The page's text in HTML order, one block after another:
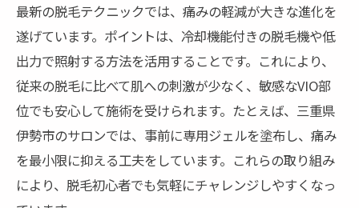
最新の脱毛テクニックでは、痛みの軽減が大きな進化を
遂げています。ポイントは、冷却機能付きの脱毛機や低
出力で照射する方法を活用することです。これにより、
従来の脱毛に比べて肌への刺激が少なく、敏感なVIO部
位でも安心して施術を受けられます。たとえば、三重県
伊勢市のサロンでは、事前に専用ジェルを塗布し、痛み
を最小限に抑える工夫をしています。これらの取り組み
により、脱毛初心者でも気軽にチャレンジしやすくなっ